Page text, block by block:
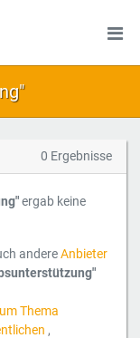
0 Ergebnisse
ergab keine
andereAnbieter
Thema
,